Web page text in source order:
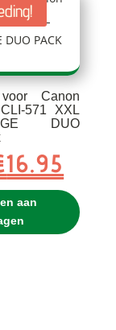
Canon
571 XXL
DUO
16.95
prijs
is:
€16.95.
aan